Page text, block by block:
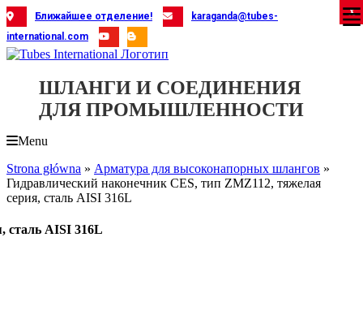
Skip
to
content
Ближайшее отделение!
karaganda@tubes-
international.com
ШЛАНГИ И СОЕДИНЕНИЯ
ДЛЯ ПРОМЫШЛЕННОСТИ
Menu
Strona główna » Арматура для высоконапорных шлангов »
Гидравлический наконечник CES, тип ZMZ112, тяжелая
серия, сталь AISI 316L
сталь AISI 316L
X
X
X
X
X
X
X
X
X
X
X
X
X
X
X
X
X
X
X